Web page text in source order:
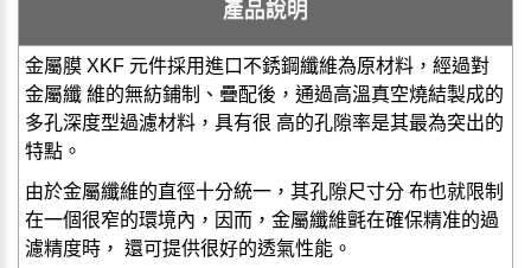
產品說明
金屬膜 XKF 元件採用進口不銹鋼纖維為原材料，經過對
金屬纖 維的無紡鋪制、疊配後，通過高溫真空燒結製成的
多孔深度型過濾材料，具有很 高的孔隙率是其最為突出的
特點。
由於金屬纖維的直徑十分統一，其孔隙尺寸分 布也就限制
在一個很窄的環境內，因而，金屬纖維氈在確保精准的過
濾精度時， 還可提供很好的透氣性能。